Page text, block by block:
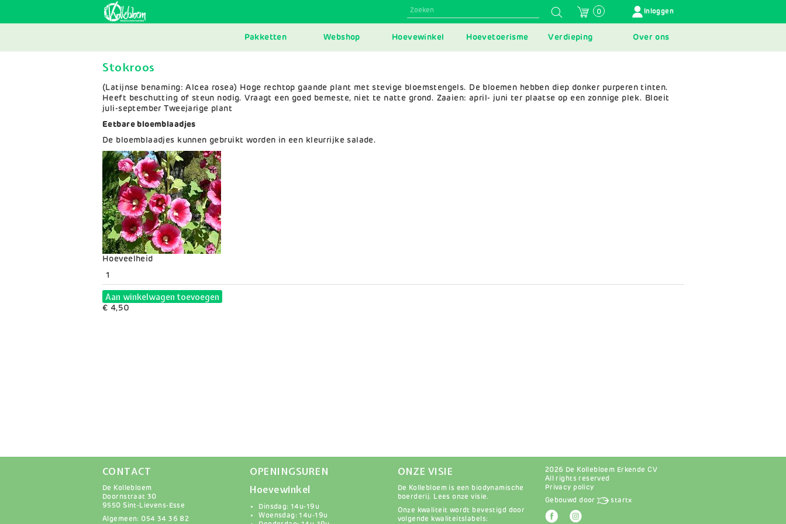
0 GEBRUIKERSMENU
Inloggen
MAIN
Pakketten Webshop Hoevewinkel Hoevetoerisme Verdieping Over ons
Stokroos
(Latijnse benaming: Alcea rosea) Hoge rechtop gaande plant met stevige bloemstengels. De bloemen hebben diep donker purperen tinten.
Heeft beschutting of steun nodig. Vraagt een goed bemeste, niet te natte grond. Zaaien: april- juni ter plaatse op een zonnige plek. Bloeit
juli-september Tweejarige plant
Eetbare bloemblaadjes
De bloemblaadjes kunnen gebruikt worden in een kleurrijke salade.
Variaties
Hoeveelheid
Aan winkelwagen toevoegen
€ 4,50
CONTACT
De Kollebloem
Doornstraat 30
9550 Sint-Lievens-Esse
Algemeen: 054 34 36 82
OPENINGSUREN
Hoevewinkel
Dinsdag: 14u-19u
Woensdag: 14u-19u
ONZE VISIE
De Kollebloem is een biodynamische
boerderij. Lees onze visie.
Onze kwaliteit wordt bevestigd door
volgende kwaliteitslabels:
2026 De Kollebloem Erkende CV
All rights reserved
Privacy policy
Gebouwd door startx
AfbeeldingAfbeelding